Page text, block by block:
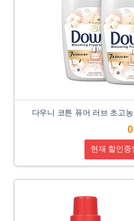
다우니 코튼 퓨어 러브 초고
현재 할인중